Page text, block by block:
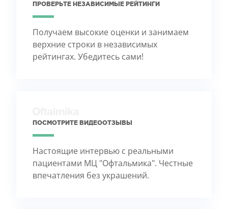
ПРОВЕРЬТЕ НЕЗАВИСИМЫЕ РЕЙТИНГИ
Получаем высокие оценки и занимаем
верхние строки в независимых
рейтингах. Убедитесь сами!
ПОСМОТРИТЕ ВИДЕООТЗЫВЫ
Настоящие интервью с реальными
пациентами МЦ "Офтальмика". Честные
впечатления без украшений.